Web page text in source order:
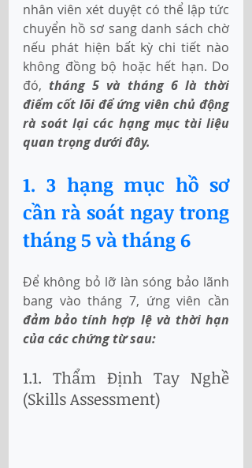
nhân viên xét duyệt có thể lập tức
chuyển hồ sơ sang danh sách chờ
nếu phát hiện bất kỳ chi tiết nào
không đồng bộ hoặc hết hạn. Do
đó, tháng 5 và tháng 6 là thời
điểm cốt lõi để ứng viên chủ động
rà soát lại các hạng mục tài liệu
quan trọng dưới đây.
1. 3 hạng mục hồ sơ
cần rà soát ngay trong
tháng 5 và tháng 6
Để không bỏ lỡ làn sóng bảo lãnh
đảm bảo tính hợp lệ và thời hạn
của các chứng từ sau:
1.1. Thẩm Định Tay Nghề
(Skills Assessment)